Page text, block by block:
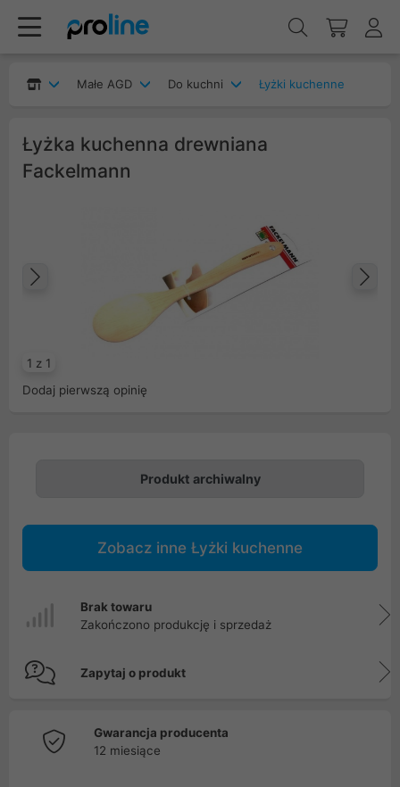
Małe AGD Do kuchni Łyżki kuchenne
Łyżka kuchenna drewniana
Fackelmann
1 z 1
Poprzedni
Dodaj pierwszą opinię
Produkt archiwalny
Zobacz inne Łyżki kuchenne
Brak towaru
Zakończono produkcję i sprzedaż
Zapytaj o produkt
Gwarancja producenta
12 miesiące